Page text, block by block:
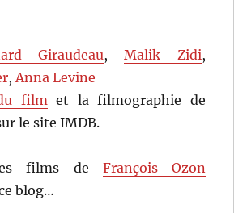
Giraudeau,Malik Zidi,
, Anna Levine
film et la filmographie de
le site IMDB.
films de François Ozon
blog…